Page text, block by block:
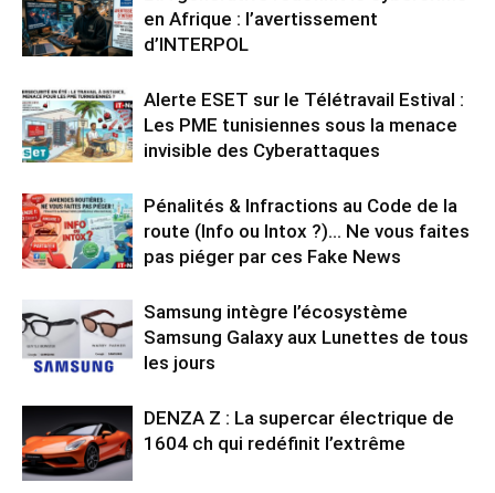
en Afrique : l’avertissement
d’INTERPOL
Alerte ESET sur le Télétravail Estival :
Les PME tunisiennes sous la menace
invisible des Cyberattaques
Pénalités & Infractions au Code de la
route (Info ou Intox ?)… Ne vous faites
pas piéger par ces Fake News
Samsung intègre l’écosystème
Samsung Galaxy aux Lunettes de tous
les jours
DENZA Z : La supercar électrique de
1604 ch qui redéfinit l’extrême